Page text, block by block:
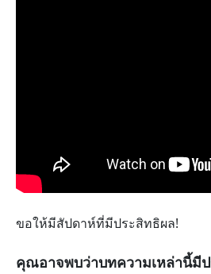
ขอให้มีสัปดาห์ที่มีประสิทธิผล!
คุณอาจพบว่าบทความเหล่านี้มี